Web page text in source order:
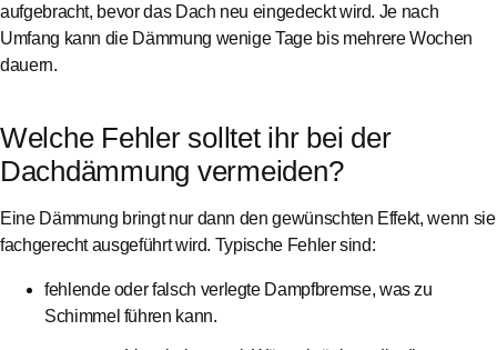
aufgebracht, bevor das Dach neu eingedeckt wird. Je nach
Umfang kann die Dämmung wenige Tage bis mehrere Wochen
dauern.
Welche Fehler solltet ihr bei der
Dachdämmung vermeiden?
Eine Dämmung bringt nur dann den gewünschten Effekt, wenn sie
fachgerecht ausgeführt wird. Typische Fehler sind:
fehlende oder falsch verlegte Dampfbremse, was zu
Schimmel führen kann.